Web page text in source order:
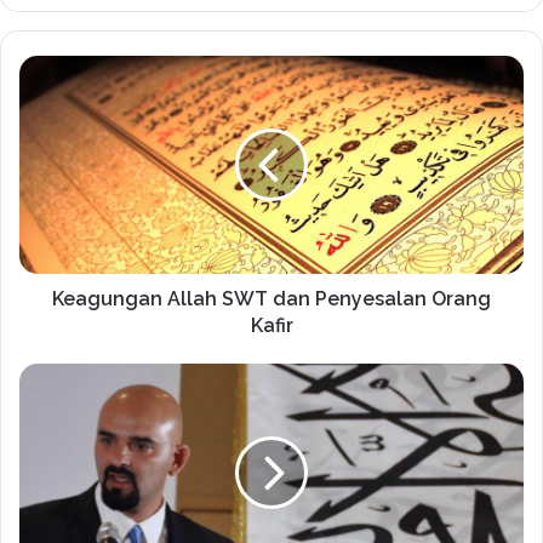
Keagungan Allah SWT dan Penyesalan Orang
Kafir